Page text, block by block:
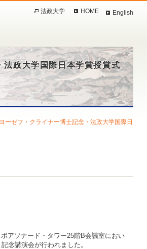
English
法政大学 HOME
法政大学国際日本学賞授賞式
ーゼフ・クライナー博士記念・法政大学国際日
アソナード・タワー25階B会議室におい
念講演会が行われました。